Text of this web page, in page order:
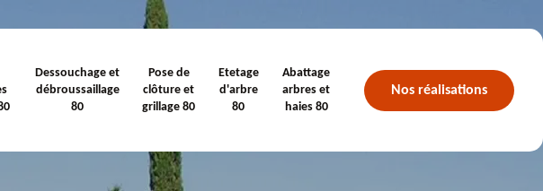
Dessouchage et
débroussaillage
80
Pose de
clôture et
grillage 80
Etetage
d'arbre
80
Abattage
arbres et
haies 80
Nos réalisations